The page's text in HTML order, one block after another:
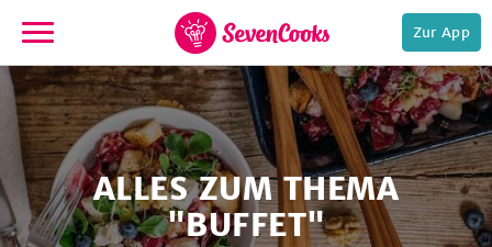
zur
Startseite
Zur App
ALLES ZUM THEMA
"BUFFET"